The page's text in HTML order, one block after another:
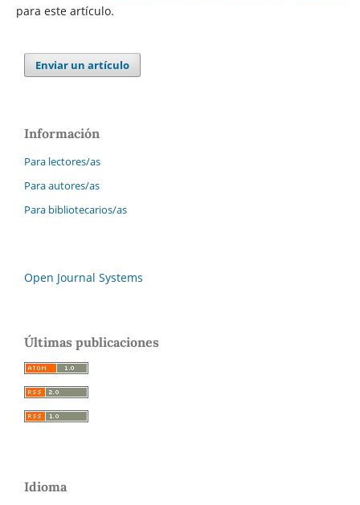
para este artículo.
Enviar un artículo
Información
Para lectores/as
Para autores/as
Para bibliotecarios/as
Open Journal Systems
Últimas publicaciones
Idioma